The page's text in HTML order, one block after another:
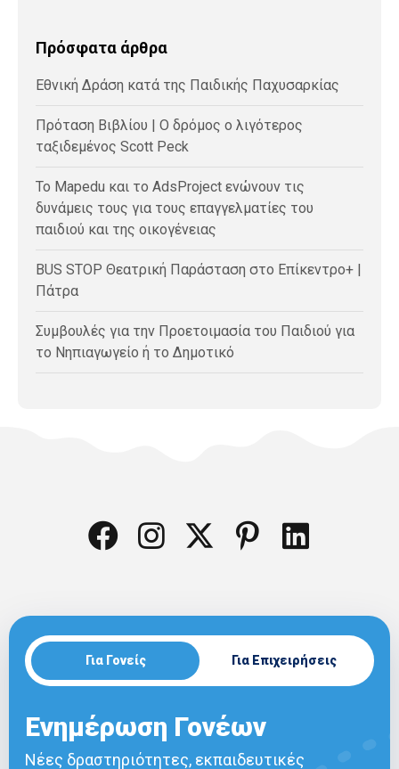
Πρόσφατα άρθρα
Εθνική Δράση κατά της Παιδικής Παχυσαρκίας
Πρόταση Βιβλίου | Ο δρόμος ο λιγότερος
ταξιδεμένος Scott Peck
Το Mapedu και το AdsProject ενώνουν τις
δυνάμεις τους για τους επαγγελματίες του
παιδιού και της οικογένειας
BUS STOP Θεατρική Παράσταση στο Επίκεντρο+ |
Πάτρα
Συμβουλές για την Προετοιμασία του Παιδιού για
το Νηπιαγωγείο ή το Δημοτικό
Για Γονείς Για Επιχειρήσεις
Ενημέρωση Γονέων
Νέες δραστηριότητες, εκπαιδευτικές